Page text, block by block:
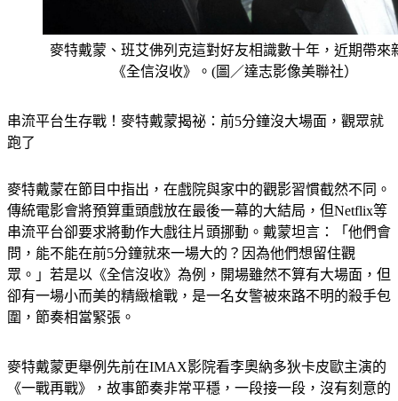
麥特戴蒙、班艾佛列克這對好友相識數十年，近期帶來
《全信沒收》。(圖／達志影像美聯社）
串流平台生存戰！麥特戴蒙揭祕：前5分鐘沒大場面，觀眾就
跑了
麥特戴蒙在節目中指出，在戲院與家中的觀影習慣截然不同。
傳統電影會將預算重頭戲放在最後一幕的大結局，但Netflix等
串流平台卻要求將動作大戲往片頭挪動。戴蒙坦言：「他們會
問，能不能在前5分鐘就來一場大的？因為他們想留住觀
眾。」若是以《全信沒收》為例，開場雖然不算有大場面，但
卻有一場小而美的精緻槍戰，是一名女警被來路不明的殺手包
圍，節奏相當緊張。
麥特戴蒙更舉例先前在IMAX影院看李奧納多狄卡皮歐主演的
《一戰再戰》，故事節奏非常平穩，一段接一段，沒有刻意的